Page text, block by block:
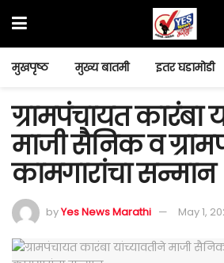
मुखपृष्ठ मुख्य बातमी इतर घडामोडी
ग्रामपंचायत कारंबा
माजी सैनिक व
कामगारांचा सन्मान
byYes News Marathi May 1,